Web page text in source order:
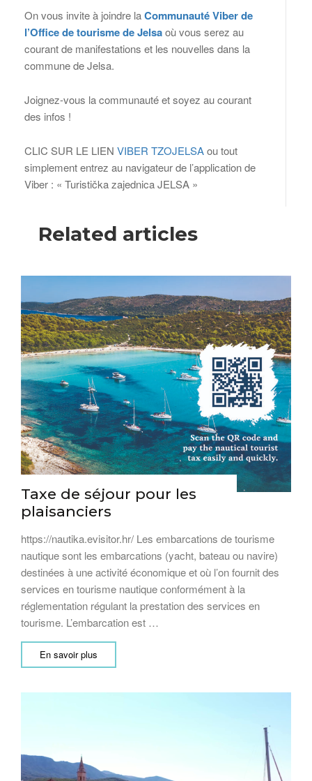
On vous invite à joindre laCommunauté Viber de
l’Office de tourisme de Jelsaoù vous serez au
courant de manifestations et les nouvelles dans la
commune de Jelsa.
Joignez-vous la communauté et soyez au courant
des infos !
CLIC SUR LE LIEN VIBER TZOJELSAou tout
simplement entrez au navigateur de l’application de
Viber : « Turistička zajednica JELSA »
Related articles
Taxe de séjour pour les
plaisanciers
https://nautika.evisitor.hr/ Les embarcations de tourisme
nautique sont les embarcations (yacht, bateau ou navire)
destinées à une activité économique et où l’on fournit des
services en tourisme nautique conformément à la
réglementation régulant la prestation des services en
tourisme. L’embarcation est …
En savoir plus